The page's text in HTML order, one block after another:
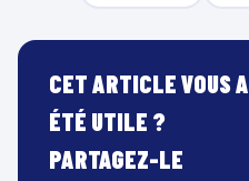
CET ARTICLE VOUS A
ÉTÉ UTILE ?
PARTAGEZ-LE